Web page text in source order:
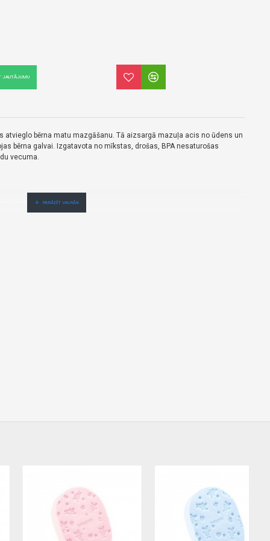
JAUTĀJUMU
atvieglo bērna matu mazgāšanu. Tā aizsargā mazuļa acis no ūdens un
bērna galvai. Izgatavota no mīkstas, drošas, BPA nesaturošas
vecuma.
gaidīšanas.Cenas no vairumtirgotāja.